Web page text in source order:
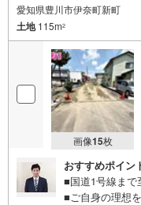
愛知県豊川市伊奈町新町
土地115m2
画像15枚
おすすめポイン
■国道1号線まで
■ご自身の理想